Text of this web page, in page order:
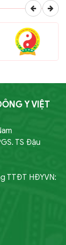
Y VIỆT
TS Đậu
TTĐT HĐYVN: